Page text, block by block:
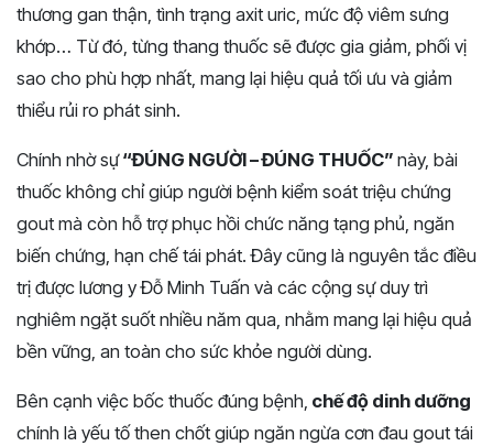
thương gan thận, tình trạng axit uric, mức độ viêm sưng
khớp… Từ đó, từng thang thuốc sẽ được gia giảm, phối vị
sao cho phù hợp nhất, mang lại hiệu quả tối ưu và giảm
thiểu rủi ro phát sinh.
Chính nhờ sự“ĐÚNG NGƯỜI – ĐÚNG THUỐC” này, bài
thuốc không chỉ giúp người bệnh kiểm soát triệu chứng
gout mà còn hỗ trợ phục hồi chức năng tạng phủ, ngăn
biến chứng, hạn chế tái phát. Đây cũng là nguyên tắc điều
trị được lương y Đỗ Minh Tuấn và các cộng sự duy trì
nghiêm ngặt suốt nhiều năm qua, nhằm mang lại hiệu quả
bền vững, an toàn cho sức khỏe người dùng.
Bên cạnh việc bốc thuốc đúng bệnh, chế độ dinh dưỡng
chính là yếu tố then chốt giúp ngăn ngừa cơn đau gout tái